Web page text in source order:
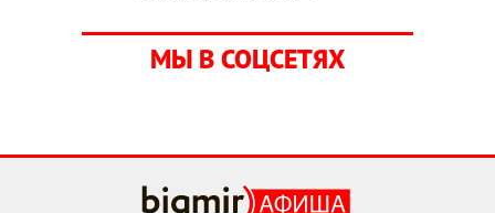
МЫ В СОЦСЕТЯХ